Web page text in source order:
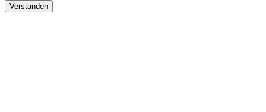
Verstanden